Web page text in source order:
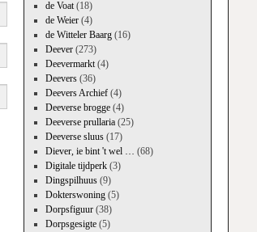
de Voat(18)
de Weier(4)
de Witteler Baarg(16)
Deever(273)
Deevermarkt(4)
Deevers(36)
Deevers Archief(4)
Deeverse brogge(4)
Deeverse prullaria(25)
Deeverse sluus(17)
Diever, ie bint 't wel … (68)
Digitale tijdperk(3)
Dingspilhuus(9)
Dokterswoning(5)
Dorpsfiguur(38)
Dorpsgesigte(5)